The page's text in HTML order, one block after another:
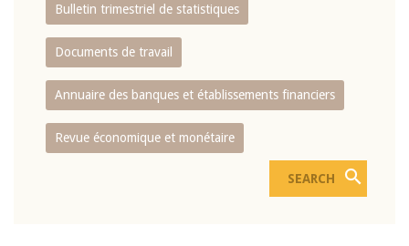
Bulletin trimestriel de statistiques
Documents de travail
Annuaire des banques et établissements financiers
Revue économique et monétaire